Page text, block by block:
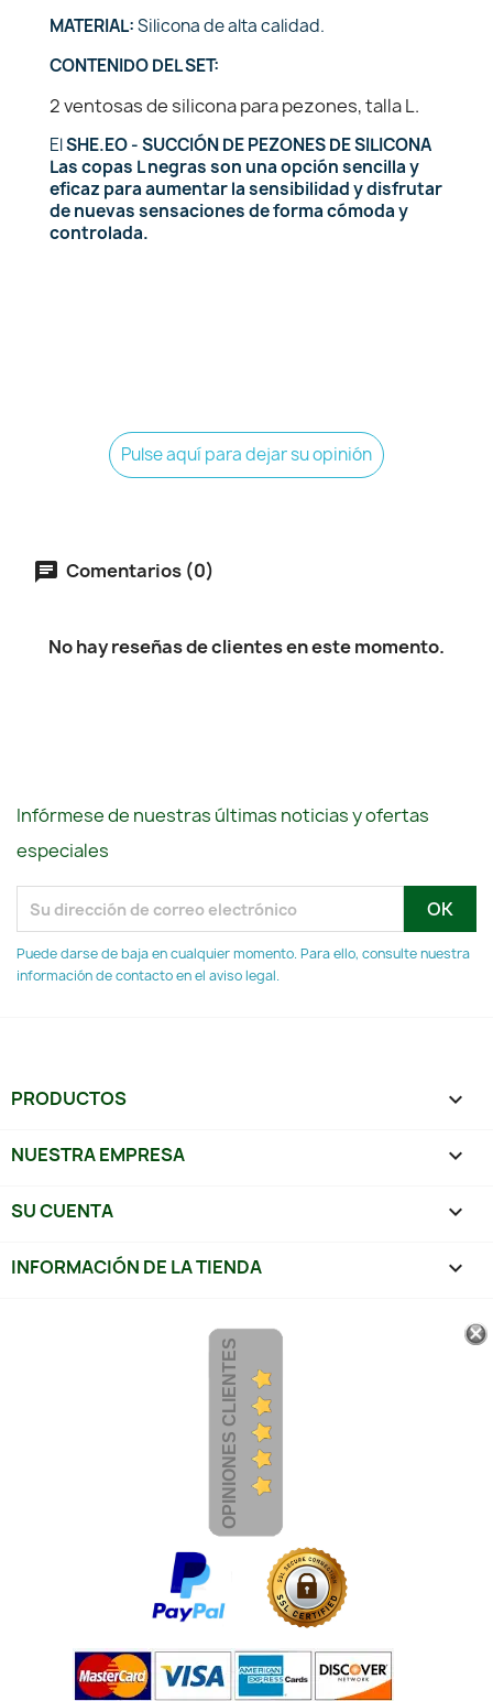
MATERIAL:Silicona de alta calidad.
CONTENIDO DEL SET:
2 ventosas de silicona para pezones, talla L.
ElSHE.EO - SUCCIÓN DE PEZONES DE SILICONA
Las copas L negras son una opción sencilla y
eficaz para aumentar la sensibilidad y disfrutar
de nuevas sensaciones de forma cómoda y
controlada.
Pulse aquí para dejar su opinión
Comentarios (0)
No hay reseñas de clientes en este momento.
Infórmese de nuestras últimas noticias y ofertas
especiales
Puede darse de baja en cualquier momento. Para ello, consulte nuestra
información de contacto en el aviso legal.
PRODUCTOS 
NUESTRA EMPRESA 
SU CUENTA 
INFORMACIÓN DE LA TIENDA keyboard_arrow_down
OPINIONES CLIENTES